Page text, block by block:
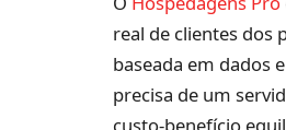
real de clientes dos
baseada em dados
precisa de um